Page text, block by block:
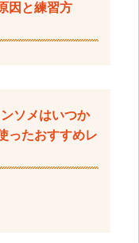
因と練習方
ソメはいつか
ったおすすめレ